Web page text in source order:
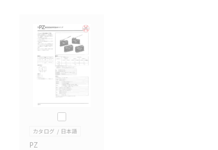
ている可能性がありますがご容赦ください。
記載されているサービス内容や連絡先等は作成当時の
ものであり、変更・改定させていただいている可能性
があります。改めて当サイトの掲載内容をご確認のう
え、ご用命下さいますようお願いいたします。
このカタログを選択
カタログ 日本語
PZ